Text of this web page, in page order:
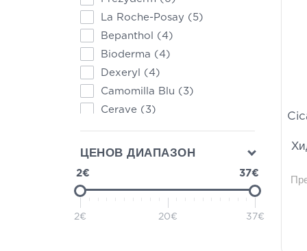
La Roche-Posay (5)
Bepanthol
(4)
Bioderma (4)
Dexeryl
(4)
Camomilla Blu (3)
Cerave (3)
Eubos(3)
Froika(3)
Cetaphil
(2)
ЦЕНОВ ДИАПАЗОН
2€ 37€
2€ 20€ 37€